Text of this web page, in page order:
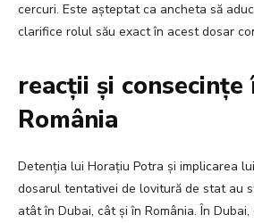
cercuri. Este așteptat ca ancheta să
clarifice rolul său exact în acest dosar
reacții și consecințe
România
Detenția lui Horațiu Potra și implicarea
dosarul tentativei de lovitură de stat au
atât în Dubai, cât și în România. În